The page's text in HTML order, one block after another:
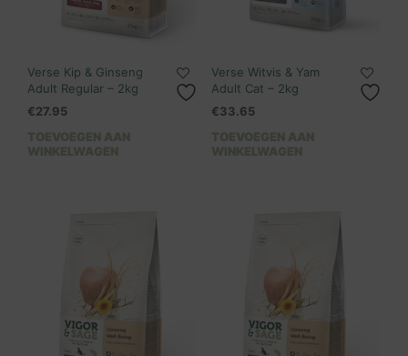
Verse Kip & Ginseng
Adult Regular – 2kg
€27.95
TOEVOEGEN AAN
WINKELWAGEN
Verse Witvis & Yam
Adult Cat – 2kg
€33.65
TOEVOEGEN AAN
WINKELWAGEN